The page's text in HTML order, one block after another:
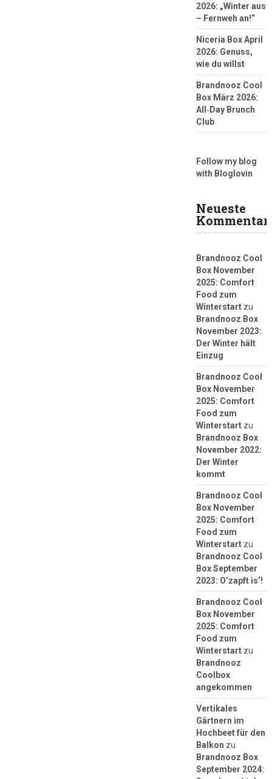
2026: „Winter aus
– Fernweh an!“
Niceria Box April
2026: Genuss,
wie du willst
Brandnooz Cool
Box März 2026:
All‑Day Brunch
Club
Follow my blog
with Bloglovin
Neueste
Brandnooz Cool
Box November
2025: Comfort
Food zum
Winterstartzu
Brandnooz Box
November 2023:
Der Winter hält
Einzug
Brandnooz Cool
Box November
2025: Comfort
Food zum
Winterstartzu
Brandnooz Box
November 2022:
Der Winter
kommt
Brandnooz Cool
Box November
2025: Comfort
Food zum
Winterstartzu
Brandnooz Cool
Box September
2023: O’zapft is‘!
Brandnooz Cool
Box November
2025: Comfort
Food zum
Winterstartzu
Brandnooz
Coolbox
angekommen
Vertikales
Gärtnern im
Hochbeet für den
Balkon zu
Brandnooz Box
September 2024: